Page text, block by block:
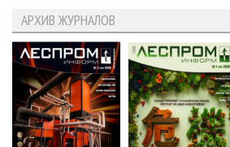
АРХИВ ЖУРНАЛОВ